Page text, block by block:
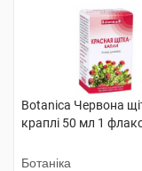
Botanica Червона
краплі 50 мл 1
Ботаніка